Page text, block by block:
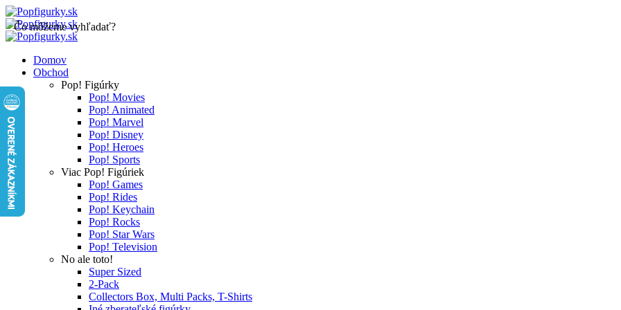
Domov
Obchod
Pop! Figúrky
Pop! Movies
Pop! Animated
Pop! Marvel
Pop! Disney
Pop! Heroes
Pop! Sports
Viac Pop! Figúriek
Pop! Games
Pop! Rides
Pop! Keychain
Pop! Rocks
Pop! Star Wars
Pop! Television
No ale toto!
Super Sized
2-Pack
Collectors Box, Multi Packs, T-Shirts
Čo môžeme vyhľadať?